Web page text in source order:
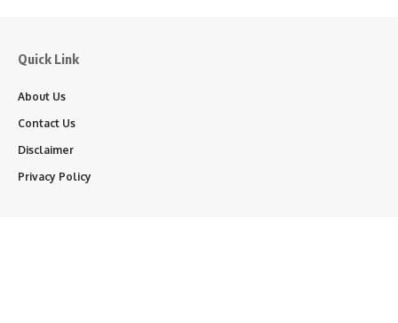
Quick Link
About Us
Contact Us
Disclaimer
Privacy Policy